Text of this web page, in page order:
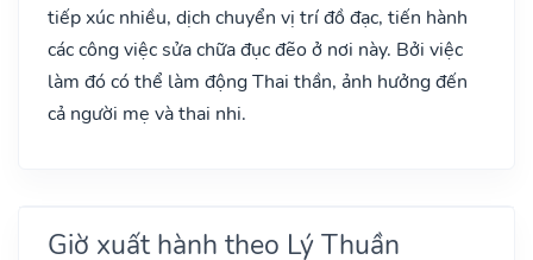
tiếp xúc nhiều, dịch chuyển vị trí đồ đạc, tiến hành
các công việc sửa chữa đục đẽo ở nơi này. Bởi việc
làm đó có thể làm động Thai thần, ảnh hưởng đến
cả người mẹ và thai nhi.
Giờ xuất hành theo Lý Thuần